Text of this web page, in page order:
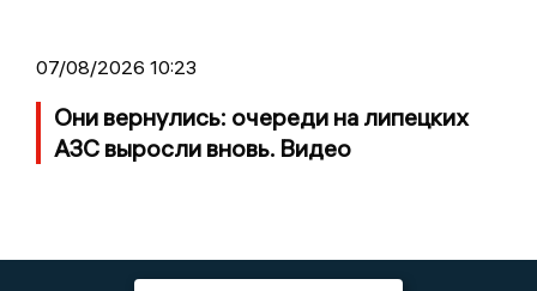
07/08/2026 10:23
Они вернулись: очереди на липецких
АЗС выросли вновь. Видео